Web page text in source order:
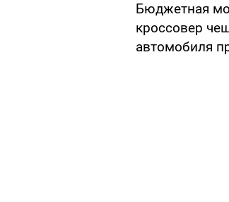
Бюджетная
кроссовер
автомобиля